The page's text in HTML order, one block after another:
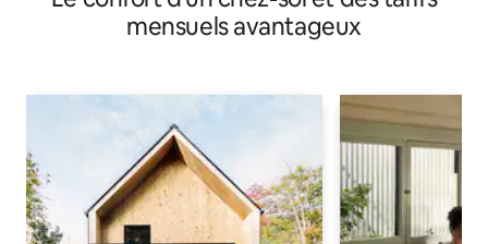
mensuels avantageux